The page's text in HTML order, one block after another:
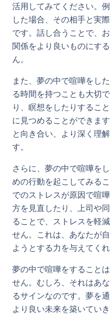
活用してみてください。
した場合、その相手と実
です。話し合うことで、
関係をより良いものにす
ん。
また、夢の中で喧嘩をし
る時間を持つことも大切
り、瞑想をしたりするこ
に見つめることができま
と向き合い、より深く理
す。
さらに、夢の中で喧嘩を
めの行動を起こしてみる
でのストレスが原因で喧
方を見直したり、上司や
ることで、ストレスを軽
せん。これは、あなたが
ようとする力を与えてくれ
夢の中で喧嘩をすること
せん。むしろ、それはあ
るサインなのです。夢を
より良い未来を築いていき